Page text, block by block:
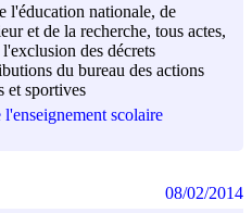
l'éducation nationale, de
et de la recherche, tous actes,
des décrets
du bureau des actions
et sportives
scolaire
08/02/2014